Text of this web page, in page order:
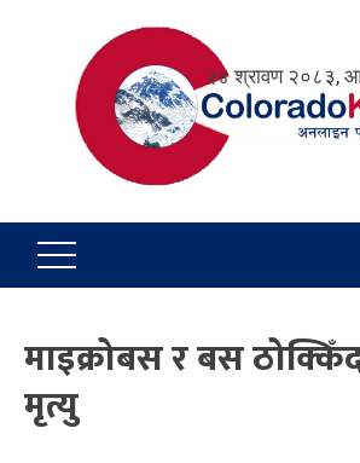
२४ श्रावण २०८३,
माइक्रोबस र बस
मृत्यु